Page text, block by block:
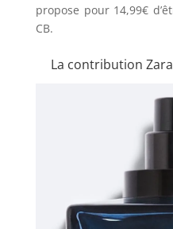
propose pour 14,99€
CB.
La contribution